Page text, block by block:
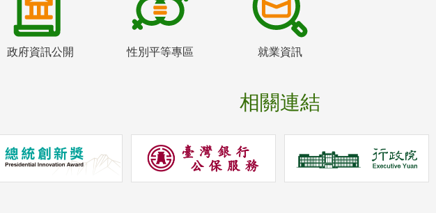
政府資訊公開 性別平等專區 就業資訊
相關連結